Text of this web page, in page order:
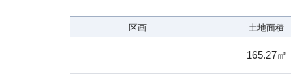
区画 土地面積
165.27㎡